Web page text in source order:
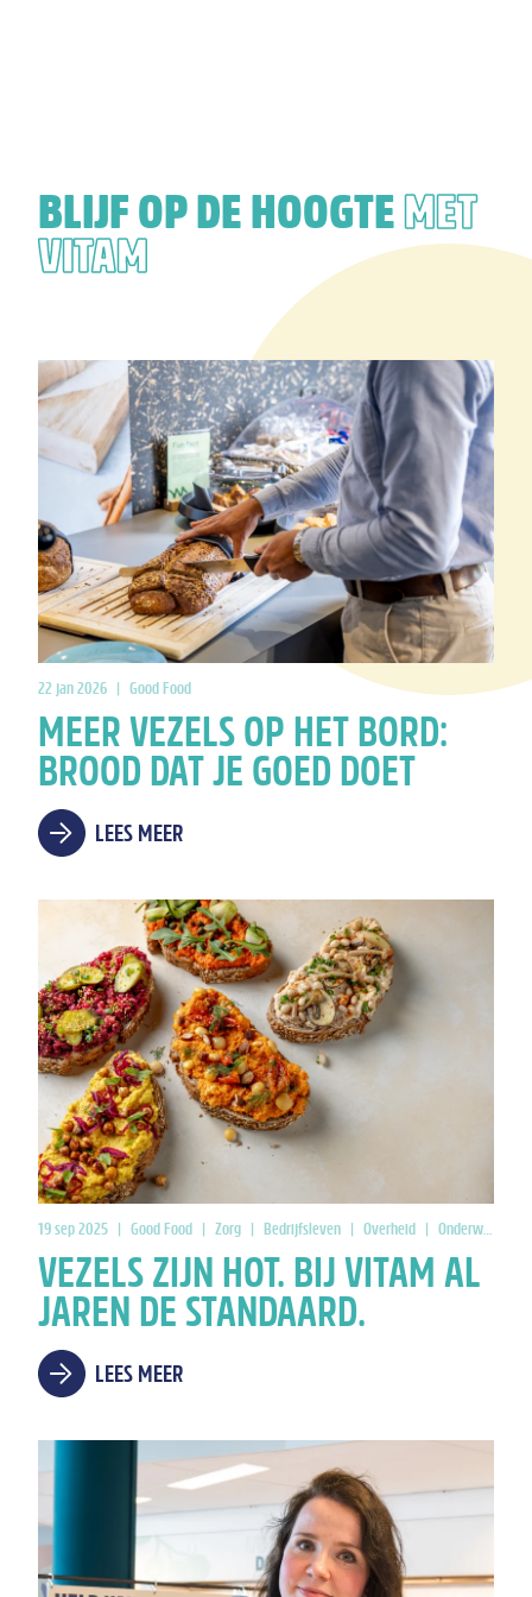
BLIJF OP DE HOOGTEMET
VITAM
22 jan 2026 | Good Food
MEER VEZELS OP HET BORD:
BROOD DAT JE GOED DOET
LEES MEER
19 sep 2025 | Good Food | Zorg | Bedrijfsleven | Overheid | Onderwijs
VEZELS ZIJN HOT. BIJ VITAM AL
JAREN DE STANDAARD.
LEES MEER